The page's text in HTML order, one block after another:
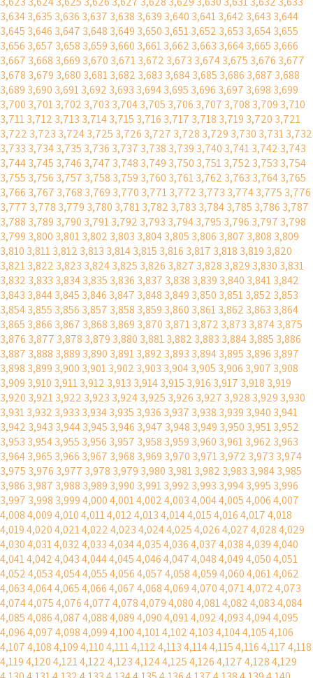
3,6343,635 3,636 3,637 3,638 3,639 3,640 3,6413,642 3,643 3,644
3,645 3,646 3,647 3,648 3,649 3,650 3,6513,652 3,653 3,6543,655
3,656 3,657 3,658 3,659 3,660 3,6613,662 3,663 3,6643,665 3,666
3,667 3,668 3,669 3,670 3,6713,672 3,673 3,6743,675 3,676 3,677
3,678 3,679 3,680 3,6813,682 3,683 3,6843,685 3,686 3,687 3,688
3,689 3,690 3,6913,692 3,693 3,6943,695 3,696 3,697 3,698 3,699
3,700 3,7013,702 3,703 3,7043,705 3,706 3,707 3,708 3,709 3,710
3,7113,712 3,713 3,7143,715 3,716 3,717 3,718 3,719 3,720 3,721
3,722 3,723 3,7243,725 3,726 3,727 3,728 3,729 3,730 3,7313,732
3,733 3,7343,735 3,736 3,737 3,738 3,739 3,740 3,7413,742 3,743
3,7443,745 3,746 3,747 3,748 3,749 3,750 3,7513,752 3,753 3,754
3,755 3,756 3,757 3,758 3,759 3,760 3,7613,762 3,763 3,7643,765
3,766 3,767 3,768 3,769 3,770 3,7713,772 3,773 3,7743,775 3,776
3,777 3,778 3,779 3,780 3,7813,782 3,783 3,7843,785 3,786 3,787
3,788 3,789 3,790 3,7913,792 3,793 3,7943,795 3,796 3,797 3,798
3,799 3,800 3,8013,802 3,803 3,8043,805 3,806 3,807 3,808 3,809
3,810 3,8113,812 3,813 3,8143,815 3,816 3,817 3,818 3,819 3,820
3,8213,822 3,823 3,8243,825 3,826 3,827 3,828 3,829 3,830 3,831
3,832 3,833 3,8343,835 3,836 3,837 3,838 3,839 3,840 3,8413,842
3,843 3,8443,845 3,846 3,847 3,848 3,849 3,850 3,8513,852 3,853
3,8543,855 3,856 3,857 3,858 3,859 3,860 3,8613,862 3,863 3,864
3,865 3,866 3,867 3,868 3,869 3,870 3,8713,872 3,873 3,8743,875
3,876 3,877 3,878 3,879 3,880 3,8813,882 3,883 3,8843,885 3,886
3,887 3,888 3,889 3,890 3,8913,892 3,893 3,8943,895 3,896 3,897
3,898 3,899 3,900 3,9013,902 3,903 3,9043,905 3,906 3,907 3,908
3,909 3,910 3,9113,912 3,913 3,9143,915 3,916 3,917 3,918 3,919
3,920 3,9213,922 3,923 3,9243,925 3,926 3,927 3,928 3,929 3,930
3,9313,932 3,933 3,9343,935 3,936 3,937 3,938 3,939 3,940 3,941
3,942 3,943 3,9443,945 3,946 3,947 3,948 3,949 3,950 3,9513,952
3,953 3,9543,955 3,956 3,957 3,958 3,959 3,960 3,9613,962 3,963
3,9643,965 3,966 3,967 3,968 3,969 3,970 3,9713,972 3,973 3,974
3,975 3,976 3,977 3,978 3,979 3,980 3,9813,982 3,983 3,9843,985
3,986 3,987 3,988 3,989 3,990 3,9913,992 3,993 3,9943,995 3,996
3,997 3,998 3,9994,0004,0014,0024,0034,0044,0054,0064,007
4,0084,0094,0104,0114,0124,0134,0144,0154,0164,0174,018
4,0194,0204,0214,0224,0234,0244,0254,0264,0274,0284,029
4,0304,0314,0324,0334,0344,0354,0364,0374,0384,0394,040
4,0414,0424,0434,0444,0454,0464,0474,0484,0494,0504,051
4,0524,0534,0544,0554,0564,0574,0584,0594,0604,0614,062
4,0634,0644,0654,0664,0674,0684,0694,0704,0714,0724,073
4,0744,0754,0764,0774,0784,0794,0804,0814,0824,0834,084
4,0854,0864,0874,0884,0894,0904,0914,0924,0934,0944,095
4,0964,0974,0984,0994,1004,1014,1024,1034,1044,1054,106
4,1074,1084,1094,1104,1114,1124,1134,1144,1154,1164,1174,118
4,1194,1204,1214,1224,1234,1244,1254,1264,1274,1284,129